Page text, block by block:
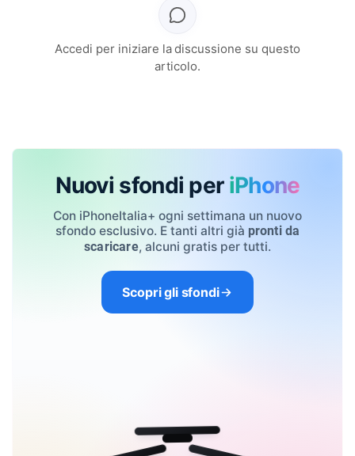
Accedi per iniziare la discussione su questo
articolo.
Nuovi sfondi per iPhone
Con iPhoneItalia+ ogni settimana un nuovo
sfondo esclusivo. E tanti altri già pronti da
scaricare, alcuni gratis per tutti.
Scopri gli sfondi